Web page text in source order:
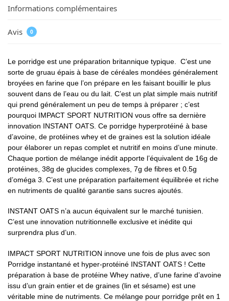
Informations complémentaires
Avis 0
Le porridge est une préparation britannique typique. C’est une
sorte de gruau épais à base de céréales mondées généralement
broyées en farine que l’on prépare en les faisant bouillir le plus
souvent dans de l’eau ou du lait. C’est un plat simple mais nutritif
qui prend généralement un peu de temps à préparer ; c’est
pourquoi IMPACT SPORT NUTRITION vous offre sa dernière
innovation INSTANT OATS. Ce porridge hyperprotéiné à base
d’avoine, de protéines whey et de graines est la solution idéale
pour élaborer un repas complet et nutritif en moins d’une minute.
Chaque portion de mélange inédit apporte l’équivalent de 16g de
protéines, 38g de glucides complexes, 7g de fibres et 0.5g
d’oméga 3. C’est une préparation parfaitement équilibrée et riche
en nutriments de qualité garantie sans sucres ajoutés.
INSTANT OATS n’a aucun équivalent sur le marché tunisien.
C’est une innovation nutritionnelle exclusive et inédite qui
surprendra plus d’un.
IMPACT SPORT NUTRITION innove une fois de plus avec son
Porridge instantané et hyper-protéiné INSTANT OATS ! Cette
préparation à base de protéine Whey native, d’une farine d’avoine
issu d’un grain entier et de graines (lin et sésame) est une
véritable mine de nutriments. Ce mélange pour porridge prêt en 1